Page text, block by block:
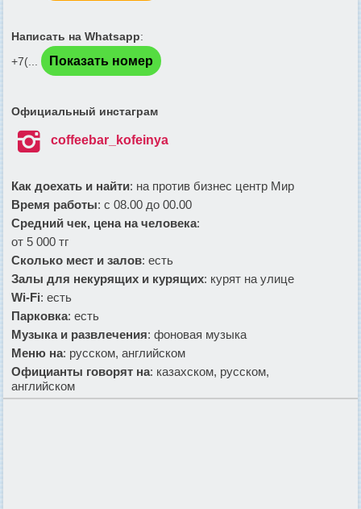
Написать на Whatsapp:
+7(...
Показать номер
Официальный инстаграм
 coffeebar_kofeinya
Как доехать и найти: на против бизнес центр Мир
Время работы: с 08.00 до 00.00
Средний чек, цена на человека:
от 5 000 тг
Сколько мест и залов: есть
Залы для некурящих и курящих: курят на улице
Wi-Fi: есть
Парковка: есть
Музыка и развлечения: фоновая музыка
Меню на: русском, английском
Официанты говорят на: казахском, русском,
английском